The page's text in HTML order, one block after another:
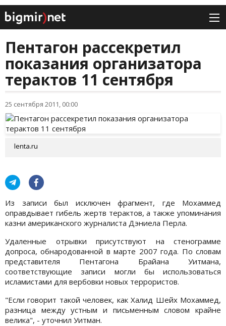
Пентагон рассекретил
показания организатора
терактов 11 сентября
25 сентября 2011, 00:00
lenta.ru
Из записи был исключен фрагмент, где Мохаммед
оправдывает гибель жертв терактов, а также упоминания
казни американского журналиста Дэниела Перла.
Удаленные отрывки присутствуют на стенограмме
допроса, обнародованной в марте 2007 года. По словам
представителя Пентагона Брайана Уитмана,
соответствующие записи могли бы использоваться
исламистами для вербовки новых террористов.
"Если говорит такой человек, как Халид Шейх Мохаммед,
разница между устным и письменным словом крайне
велика", - уточнил Уитман.